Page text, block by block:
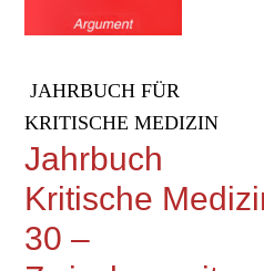
JAHRBUCH FÜR
KRITISCHE MEDIZIN
Jahrbuch
Kritische
30 –